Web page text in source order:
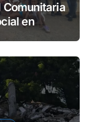
Comunitaria
en